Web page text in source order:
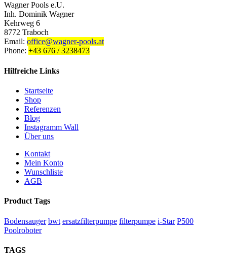
Wagner Pools e.U.
Inh. Dominik Wagner
Kehrweg 6
8772 Traboch
Email: office@wagner-pools.at
Phone: +43 676 / 3238473
Hilfreiche Links
Startseite
Shop
Referenzen
Blog
Instagramm Wall
Über uns
Kontakt
Mein Konto
Wunschliste
AGB
Product Tags
Bodensauger bwt ersatzfilterpumpe filterpumpe i-Star P500
Poolroboter
TAGS